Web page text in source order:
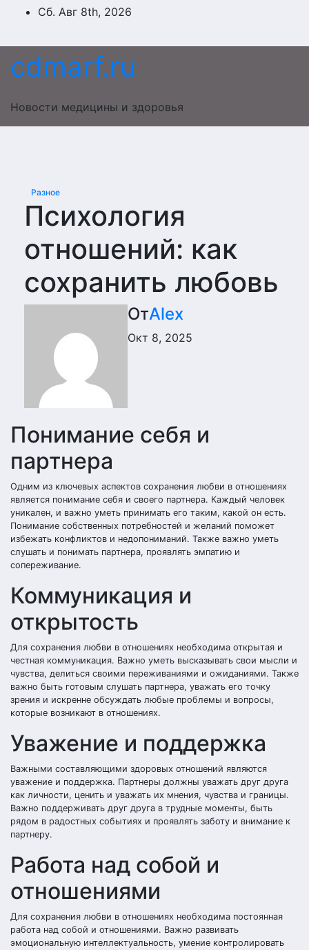
ПерейтиСб. Авг 8th, 2026
cdmarf.ru
Новости медицины и здоровья
Разное
Психология
отношений: как
сохранить любовь
ОтAlex
Окт 8, 2025
Понимание себя и
партнера
Одним из ключевых аспектов сохранения любви в отношениях
является понимание себя и своего партнера. Каждый человек
уникален, и важно уметь принимать его таким, какой он есть.
Понимание собственных потребностей и желаний поможет
избежать конфликтов и недопониманий. Также важно уметь
слушать и понимать партнера, проявлять эмпатию и
сопереживание.
Коммуникация и
открытость
Для сохранения любви в отношениях необходима открытая и
честная коммуникация. Важно уметь высказывать свои мысли и
чувства, делиться своими переживаниями и ожиданиями. Также
важно быть готовым слушать партнера, уважать его точку
зрения и искренне обсуждать любые проблемы и вопросы,
которые возникают в отношениях.
Уважение и поддержка
Важными составляющими здоровых отношений являются
уважение и поддержка. Партнеры должны уважать друг друга
как личности, ценить и уважать их мнения, чувства и границы.
Важно поддерживать друг друга в трудные моменты, быть
рядом в радостных событиях и проявлять заботу и внимание к
партнеру.
Работа над собой и
отношениями
Для сохранения любви в отношениях необходима постоянная
работа над собой и отношениями. Важно развивать
эмоциональную интеллектуальность, умение контролировать